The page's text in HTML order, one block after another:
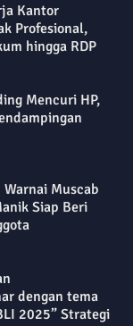
Kantor
Profesional,
hingga RDP
Mencuri HP,
Muscab
Siap Beri
dengan tema
2025” Strategi